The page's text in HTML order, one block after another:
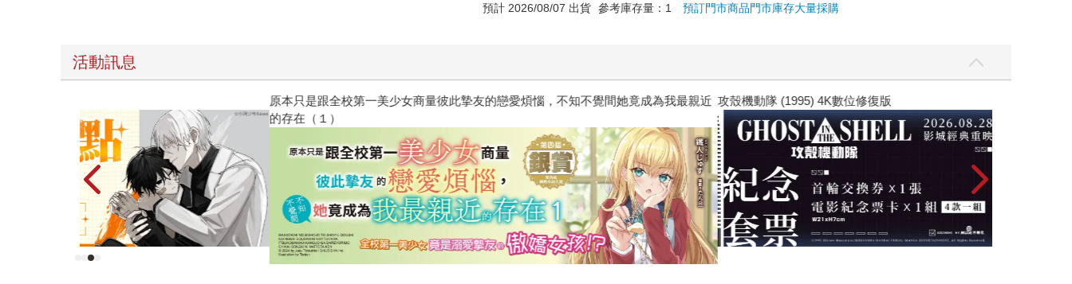
預計 2026/08/07 出貨 參考庫存量：1預訂門市商品門市庫存大量採購
活動訊息
原本只是跟全校第一美少女商量彼此摯友的戀愛煩惱，不知不覺間她竟成為我最親近
的存在（１）
攻殼機動隊 (1995) 4K數位修復版